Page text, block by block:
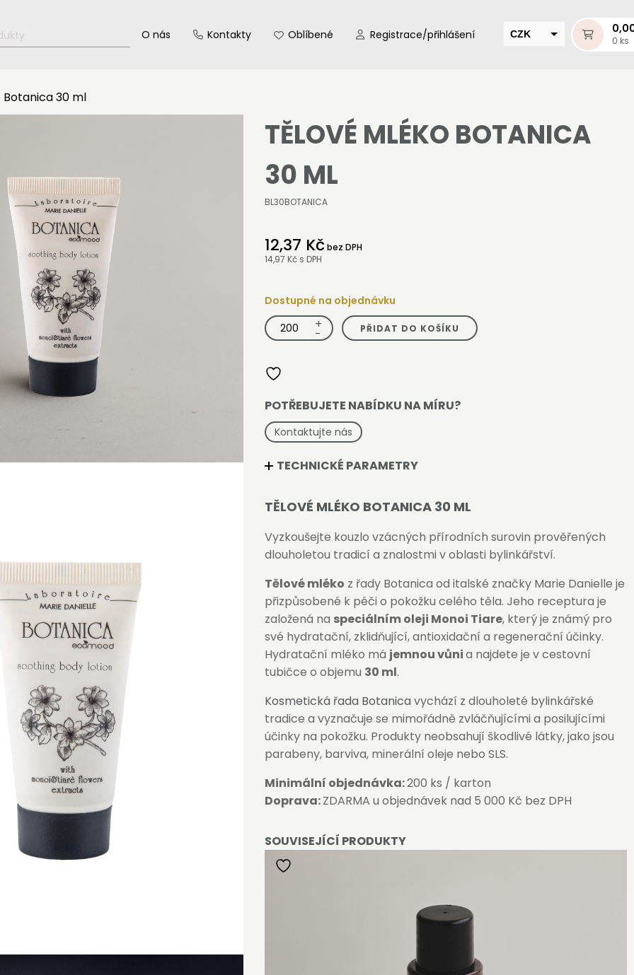
O nás Kontakty Oblíbené Registrace/přihlášení CZK
0 ks
30 ml
TĚLOVÉ MLÉKO BOTANICA
30 ML
BL30BOTANICA
12,37 Kčbez DPH
14,97 Kč s DPH
Dostupné na objednávku
Tělové
mléko
Botanica
množství
+
- PŘIDAT DO KOŠÍKU
POTŘEBUJETE NABÍDKU NA MÍRU?
Kontaktujte nás
TECHNICKÉ PARAMETRY
TĚLOVÉ MLÉKO BOTANICA 30 ML
Vyzkoušejte kouzlo vzácných přírodních surovin prověřených
dlouholetou tradicí a znalostmi v oblasti bylinkářství.
Tělové mléko z řady Botanica od italské značky Marie Danielle je
přizpůsobené k péči o pokožku celého těla. Jeho receptura je
založená na speciálním oleji Monoi Tiare, který je známý pro
své hydratační, zklidňující, antioxidační a regenerační účinky.
Hydratační mléko má jemnou vůnia najdete je v cestovní
tubičce o objemu 30 ml.
Kosmetická řada Botanica vychází z dlouholeté bylinkářské
tradice a vyznačuje se mimořádně zvláčňujícími a posilujícími
účinky na pokožku. Produkty neobsahují škodlivé látky, jako jsou
parabeny, barviva, minerální oleje nebo SLS.
Minimální objednávka:200 ks / karton
Doprava:ZDARMA u objednávek nad 5 000 Kč bez DPH
SOUVISEJÍCÍ PRODUKTY